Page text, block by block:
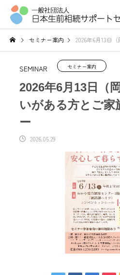
セミナー案内 2026年6月13日（岡谷
SEMINAR セミナー案内
2026年6月13日（
いがある方とご家
ー
2026.05.29